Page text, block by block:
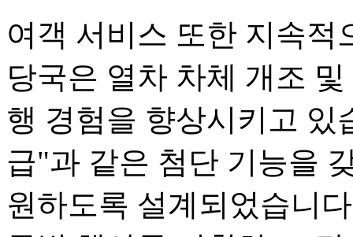
여객 서비스 또한 지속적
당국은 열차 차체 개조
행 경험을 향상시키고 있
급"과 같은 첨단 기능을
원하도록 설계되었습니